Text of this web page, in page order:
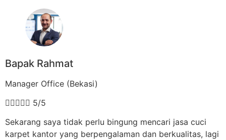
Bapak Rahmat
Manager Office (Bekasi)
 5/5
Sekarang saya tidak perlu bingung mencari jasa cuci
karpet kantor yang berpengalaman dan berkualitas, lagi